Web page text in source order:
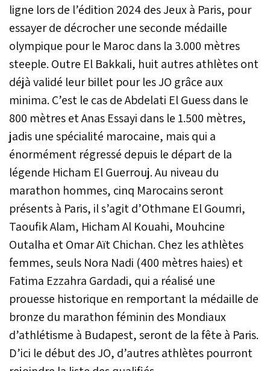
ligne lors de l’édition 2024 des Jeux à Paris, pour
essayer de décrocher une seconde médaille
olympique pour le Maroc dans la 3.000 mètres
steeple. Outre El Bakkali, huit autres athlètes ont
déjà validé leur billet pour les JO grâce aux
minima. C’est le cas de Abdelati El Guess dans le
800 mètres et Anas Essayi dans le 1.500 mètres,
jadis une spécialité marocaine, mais qui a
énormément régressé depuis le départ de la
légende Hicham El Guerrouj. Au niveau du
marathon hommes, cinq Marocains seront
présents à Paris, il s’agit d’Othmane El Goumri,
Taoufik Alam, Hicham Al Kouahi, Mouhcine
Outalha et Omar Aït Chichan. Chez les athlètes
femmes, seuls Nora Nadi (400 mètres haies) et
Fatima Ezzahra Gardadi, qui a réalisé une
prouesse historique en remportant la médaille de
bronze du marathon féminin des Mondiaux
d’athlétisme à Budapest, seront de la fête à Paris.
D’ici le début des JO, d’autres athlètes pourront